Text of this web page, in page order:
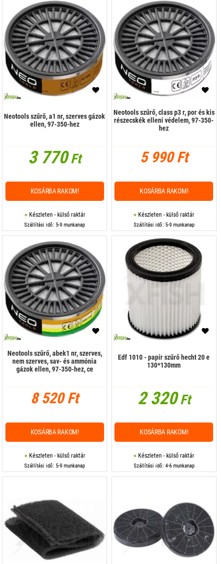
Neotools szűrő, a1 nr, szerves gázok
ellen, 97-350-hez
3 770Ft
Készleten - külső raktár
Szállítási idő: 5-9 munkanap
KOSÁRBA RAKOM!
Neotools szűrő, class p3 r, por és kis
részecskék elleni védelem, 97-350-
hez
5 990 Ft
Készleten - külső raktár
Szállítási idő: 5-9 munkanap
KOSÁRBA RAKOM!
Neotools szűrő, abek1 nr, szerves,
nem szerves, sav- és ammónia
gázok ellen, 97-350-hez, ce
8 520 Ft
Készleten - külső raktár
Szállítási idő: 5-9 munkanap
KOSÁRBA RAKOM!
Edf 1010 - papír szűrő hecht 20 e
130*130mm
2 320Ft
Készleten - külső raktár
Szállítási idő: 4-6 munkanap
KOSÁRBA RAKOM!